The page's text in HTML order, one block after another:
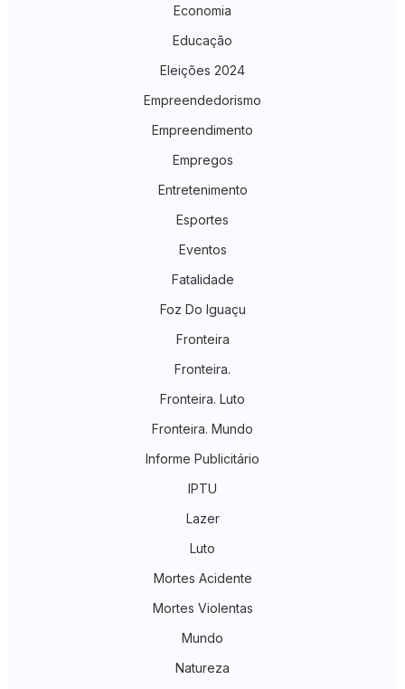
Economia
Educação
Eleições 2024
Empreendedorismo
Empreendimento
Empregos
Entretenimento
Esportes
Eventos
Fatalidade
Foz Do Iguaçu
Fronteira
Fronteira.
Fronteira. Luto
Fronteira. Mundo
Informe Publicitário
IPTU
Lazer
Luto
Mortes Acidente
Mortes Violentas
Mundo
Natureza